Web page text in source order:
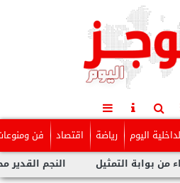
اليوم رياضة اقتصاد فن
النجم القدير محمد